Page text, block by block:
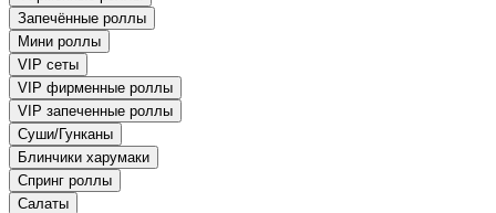
Запечённые роллы
Мини роллы
VIP сеты
VIP фирменные роллы
VIP запеченные роллы
Суши/Гунканы
Блинчики харумаки
Спринг роллы
Салаты